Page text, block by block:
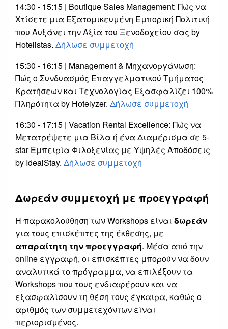
14:30 - 15:15 | Boutique Sales Management: Πώς να
Χτίσετε μια Εξατομικευμένη Εμπορική Πολιτική
που Αυξάνει την Αξία του Ξενοδοχείου σας by
Hotelistas. Δήλωσε συμμετοχή
15:30 - 16:15 | Management & Μηχανοργάνωση:
Πώς ο Συνδυασμός Επαγγελματικού Τμήματος
Κρατήσεων και Τεχνολογίας Εξασφαλίζει 100%
Πληρότητα by Hotelyzer. Δήλωσε συμμετοχή
16:30 - 17:15 | Vacation Rental Excellence: Πώς να
Μετατρέψετε μια Βίλα ή ένα Διαμέρισμα σε 5-
star Εμπειρία Φιλοξενίας με Υψηλές Αποδόσεις
by IdealStay. Δήλωσε συμμετοχή
Δωρεάν συμμετοχή με προεγγραφή
Η παρακολούθηση των Workshops είναι δωρεάν
για τους επισκέπτες της έκθεσης, με
απαραίτητη την προεγγραφή. Μέσα από την
online εγγραφή, οι επισκέπτες μπορούν να δουν
αναλυτικά το πρόγραμμα, να επιλέξουν τα
Workshops που τους ενδιαφέρουν και να
εξασφαλίσουν τη θέση τους έγκαιρα, καθώς ο
αριθμός των συμμετεχόντων είναι
περιορισμένος.